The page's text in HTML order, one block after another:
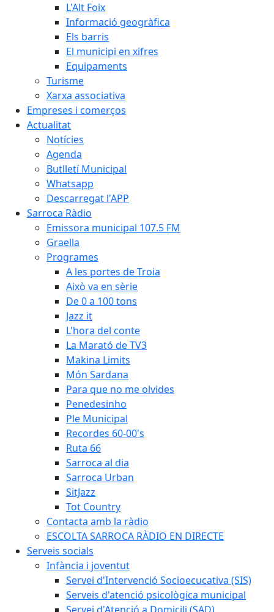
L'Alt Foix
Informació geogràfica
Els barris
El municipi en xifres
Equipaments
Turisme
Xarxa associativa
Empreses i comerços
Actualitat
Notícies
Agenda
Butlletí Municipal
Whatsapp
Descarregat l'APP
Sarroca Ràdio
Emissora municipal 107.5 FM
Graella
Programes
A les portes de Troia
Això va en sèrie
De 0 a 100 tons
Jazz it
L'hora del conte
La Marató de TV3
Makina Limits
Món Sardana
Para que no me olvides
Penedesinho
Ple Municipal
Recordes 60-00's
Ruta 66
Sarroca al dia
Sarroca Urban
SitJazz
Tot Country
Contacta amb la ràdio
ESCOLTA SARROCA RÀDIO EN DIRECTE
Serveis socials
Infància i joventut
Servei d'Intervenció Socioecucativa (SIS)
Serveis d'atenció psicològica municipal